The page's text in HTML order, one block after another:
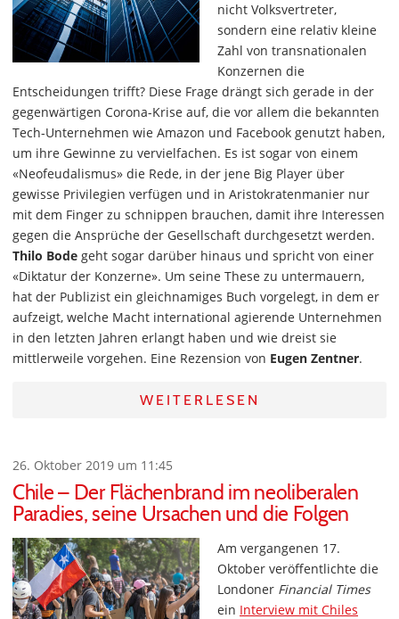
nicht Volksvertreter,
sondern eine relativ kleine
Zahl von transnationalen
Konzernen die
Entscheidungen trifft? Diese Frage drängt sich gerade in der
gegenwärtigen Corona-Krise auf, die vor allem die bekannten
Tech-Unternehmen wie Amazon und Facebook genutzt haben,
um ihre Gewinne zu vervielfachen. Es ist sogar von einem
«Neofeudalismus» die Rede, in der jene Big Player über
gewisse Privilegien verfügen und in Aristokratenmanier nur
mit dem Finger zu schnippen brauchen, damit ihre Interessen
gegen die Ansprüche der Gesellschaft durchgesetzt werden.
Thilo Bode geht sogar darüber hinaus und spricht von einer
«Diktatur der Konzerne». Um seine These zu untermauern,
hat der Publizist ein gleichnamiges Buch vorgelegt, in dem er
aufzeigt, welche Macht international agierende Unternehmen
in den letzten Jahren erlangt haben und wie dreist sie
mittlerweile vorgehen. Eine Rezension von Eugen Zentner.
WEITERLESEN
26. Oktober 2019 um 11:45
Chile – Der Flächenbrand im neoliberalen
Paradies, seine Ursachen und die Folgen
Am vergangenen 17.
Oktober veröffentlichte die
Londoner Financial Times
ein Interview mit Chiles